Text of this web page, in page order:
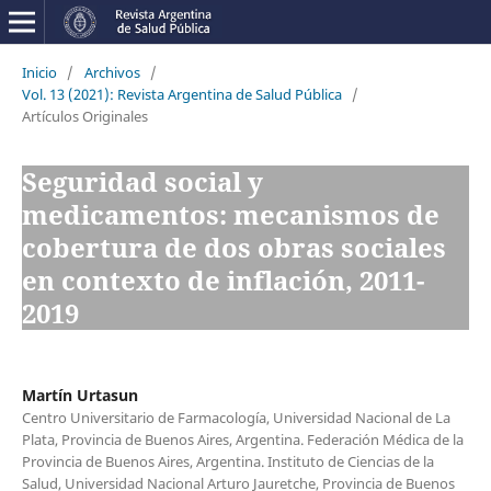
Inicio / Archivos /
Vol. 13 (2021): Revista Argentina de Salud Pública /
Artículos Originales
Seguridad social y
medicamentos: mecanismos de
cobertura de dos obras sociales
en contexto de inflación, 2011-
2019
Martín Urtasun
Centro Universitario de Farmacología, Universidad Nacional de La
Plata, Provincia de Buenos Aires, Argentina. Federación Médica de la
Provincia de Buenos Aires, Argentina. Instituto de Ciencias de la
Salud, Universidad Nacional Arturo Jauretche, Provincia de Buenos